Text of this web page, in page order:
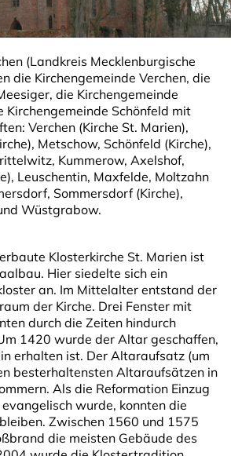
(Landkreis Mecklenburgische
die Kirchengemeinde Verchen, die
die Kirchengemeinde
Kirchengemeinde Schönfeld mit
Verchen (Kirche St. Marien),
Metschow, Schönfeld (Kirche),
Kummerow, Axelshof,
Leuschentin, Maxfelde, Moltzahn
Sommersdorf (Kirche),
Wüstgrabow.
Klosterkirche St. Marien ist
Hier siedelte sich ein
an. Im Mittelalter entstand der
der Kirche. Drei Fenster mit
durch die Zeiten hindurch
1420 wurde der Altar geschaffen,
erhalten ist. Der Altaraufsatz (um
besterhaltensten Altaraufsätzen in
Als die Reformation Einzug
wurde, konnten die
Zwischen 1560 und 1575
die meisten Gebäude des